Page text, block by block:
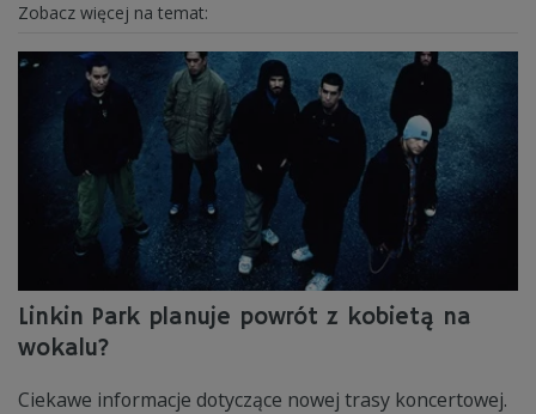
Zobacz więcej na temat:
Linkin Park planuje powrót z kobietą na
wokalu?
Ciekawe informacje dotyczące nowej trasy koncertowej.